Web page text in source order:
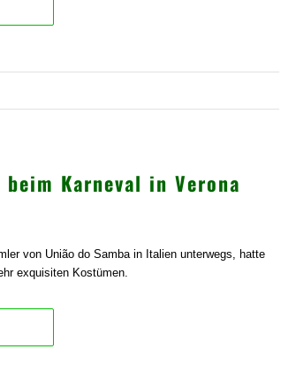
Karneval in Verona
von União do Samba in Italien unterwegs, hatte
exquisiten Kostümen.